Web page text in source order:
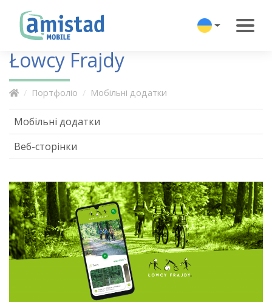
Łowcy Frajdy
Портфоліо Мобільні додатки
Мобільні додатки
Веб-сторінки